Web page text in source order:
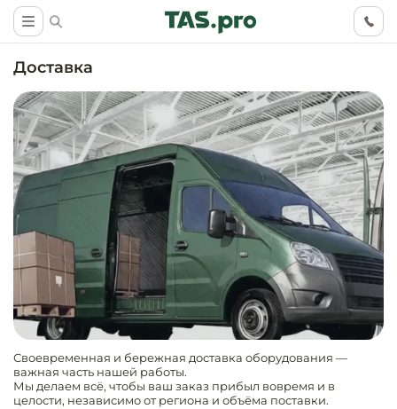
Холодильное
Оснащение
торговли,
Оснащение
магазинов
Оснащение
Ритейл (food)
Ритейл (non
Общепит
Холодильная
Маркетинговые
иследования
Разработка
концепции
объекта
Доставка
Своевременная и бережная доставка оборудования —
важная часть нашей работы.
Мы делаем всё, чтобы ваш заказ прибыл вовремя и в
целости, независимо от региона и объёма поставки.